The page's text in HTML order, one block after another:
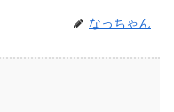
なっちゃん